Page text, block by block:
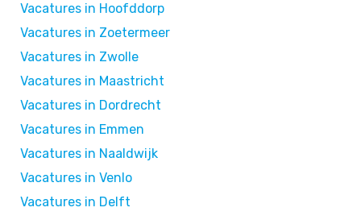
Vacatures in Hoofddorp
Vacatures in Zoetermeer
Vacatures in Zwolle
Vacatures in Maastricht
Vacatures in Dordrecht
Vacatures in Emmen
Vacatures in Naaldwijk
Vacatures in Venlo
Vacatures in Delft